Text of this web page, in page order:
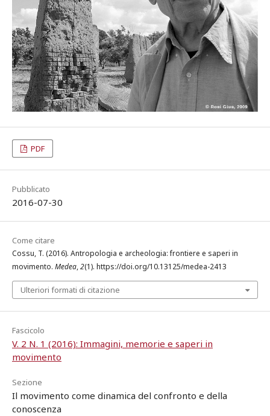
PDF
Pubblicato
2016-07-30
Come citare
Cossu, T. (2016). Antropologia e archeologia: frontiere e saperi in
movimento. Medea,2(1). https://doi.org/10.13125/medea-2413
Ulteriori formati di citazione
Fascicolo
V. 2 N. 1 (2016): Immagini, memorie e saperi in
movimento
Sezione
Il movimento come dinamica del confronto e della
conoscenza